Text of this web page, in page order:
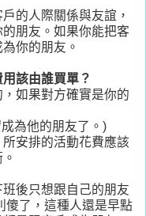
的人際關係與友誼，
朋友。如果你能把客
你的朋友。
該由誰買單？
如果對方確實是你的
為他的朋友了。)
安排的活動花費應該
後只想跟自己的朋友
傻了，這種人還是早點